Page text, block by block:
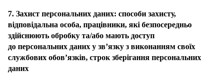
7. Захист персональних даних: способи захисту,
відповідальна особа, працівники, які безпосередньо
здійснюють обробку та/або мають доступ
до персональних даних у зв’язку з виконанням своїх
службових обов’язків, строк зберігання персональних
даних